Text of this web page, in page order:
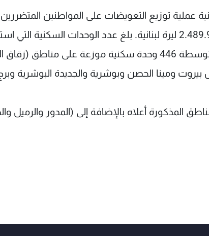
المعنية عملية توزيع التعويضات على المواطنين
مرفأ بيروت، وقد تم توزيع مبلغ وقدره 2.489.900.000 ليرة لبنانية. بلغ عدد الوحدات
هذه التعويضات والمصنفة متوسطة ودون المتوسطة 446 وحدة سكنية موزعة على مناطق
ومينا الحصن وبوشرية والجديدة البوشرية
التوزيع بتاريخ 7/2 /2022 في المناطق المذكورة أعلاه بالإضافة إلى (المدور